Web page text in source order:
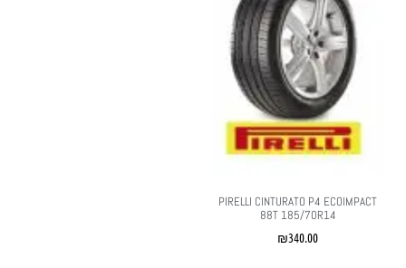
PIRELLI CINTURATO P4 ECOIMPACT
88T 185/70R14
₪340.00